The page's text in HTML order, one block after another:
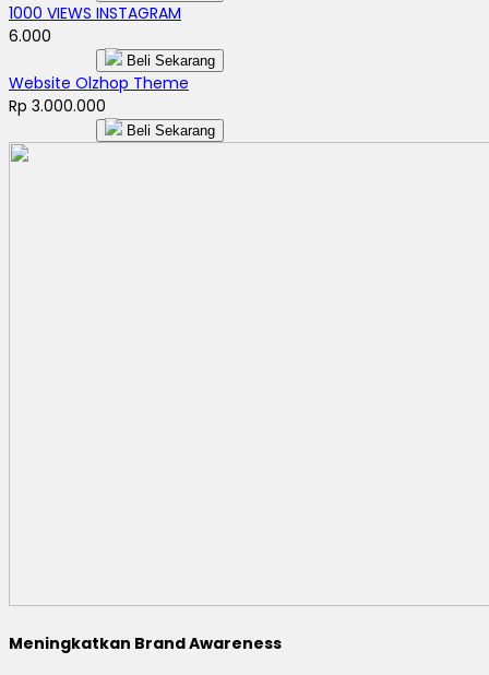
1000 VIEWS INSTAGRAM
6.000
Beli Sekarang
Website Olzhop Theme
Rp 3.000.000
Beli Sekarang
Meningkatkan Brand Awareness